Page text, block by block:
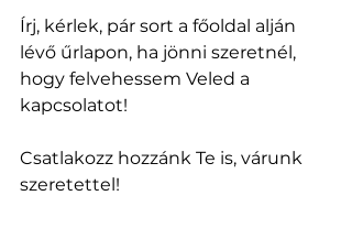
Írj, kérlek, pár sort a főoldal alján
lévő űrlapon, ha jönni szeretnél,
hogy felvehessem Veled a
kapcsolatot!
Csatlakozz hozzánk Te is, várunk
szeretettel!